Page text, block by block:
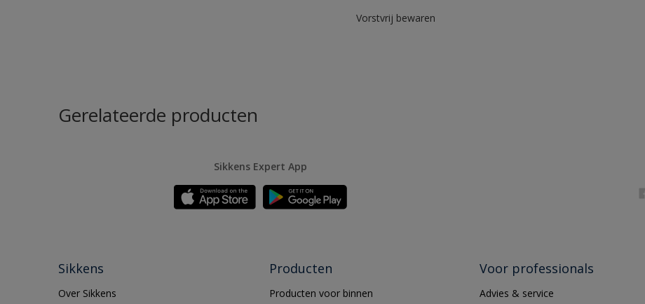
Vorstvrij bewaren
Gerelateerde producten
Sikkens Expert App
Sikkens
Over Sikkens
Producten
Producten voor binnen
Voor professionals
Advies & service